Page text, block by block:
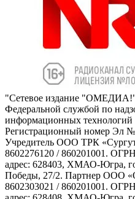
"Сетевое издание
Федеральной службой по
информационных
Регистрационный номер Эл
Учредитель ООО ТРК
8602276120 / 860201001.
адрес: 628403, ХМАО-Югра,
Победы, 27/2. Партнер ООО
8602303021 / 860201001.